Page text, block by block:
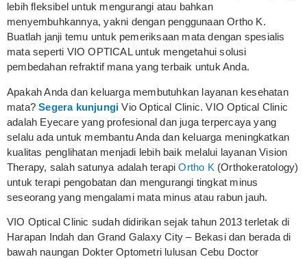
lebih fleksibel untuk mengurangi atau bahkan
menyembuhkannya, yakni dengan penggunaan Ortho K.
Buatlah janji temu untuk pemeriksaan mata dengan spesialis
mata seperti VIO OPTICAL untuk mengetahui solusi
pembedahan refraktif mana yang terbaik untuk Anda.
Apakah Anda dan keluarga membutuhkan layanan kesehatan
mata? Segera kunjungi Vio Optical Clinic. VIO Optical Clinic
adalah Eyecare yang profesional dan juga terpercaya yang
selalu ada untuk membantu Anda dan keluarga meningkatkan
kualitas penglihatan menjadi lebih baik melalui layanan Vision
Therapy, salah satunya adalah terapi Ortho K (Orthokeratology)
untuk terapi pengobatan dan mengurangi tingkat minus
seseorang yang mengalami mata minus atau rabun jauh.
VIO Optical Clinic sudah didirikan sejak tahun 2013 terletak di
Harapan Indah dan Grand Galaxy City – Bekasi dan berada di
bawah naungan Dokter Optometri lulusan Cebu Doctor